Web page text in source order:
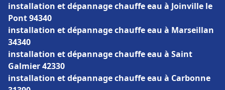
installation et dépannage chauffe eau à Joinville le
Pont 94340
installation et dépannage chauffe eau à Marseillan
34340
installation et dépannage chauffe eau à Saint
Galmier 42330
installation et dépannage chauffe eau à Carbonne